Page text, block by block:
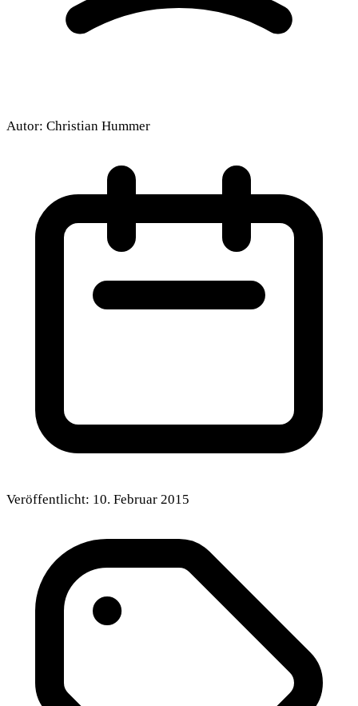
Autor: Christian Hummer
Veröffentlicht: 10. Februar 2015